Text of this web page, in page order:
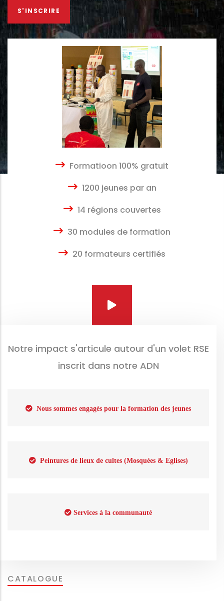
S'INSCRIRE
Formatioon 100% gratuit
1200 jeunes par an
14 régions couvertes
30 modules de formation
20 formateurs certifiés
Notre impact s'articule autour d'un volet RSE
inscrit dans notre ADN
Nous sommes engagés pour la formation des jeunes
Peintures de lieux de cultes (Mosquées & Eglises)
Services à la communauté
CATALOGUE